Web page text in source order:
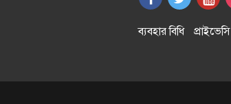
ব্যবহার বিধি প্রাইভেসি